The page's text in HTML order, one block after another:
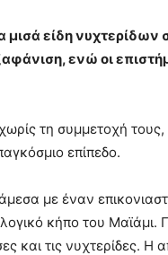
είδη νυχτερίδων
ενώ οι
χωρίς τη συμμετοχή
επίπεδο.
με έναν
κήπο του
και τις